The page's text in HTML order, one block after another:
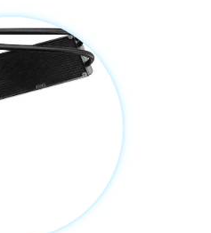
Copilot+ PC
スペック/パーツ別
AIおすすめパソコン
Copilot+ PC